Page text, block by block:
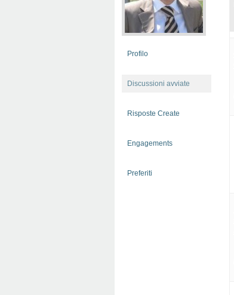
Profilo
Discussioni avviate
Risposte Create
Engagements
Preferiti